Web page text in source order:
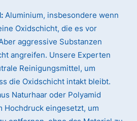
Aluminium, insbesondere wenn
Oxidschicht, die es vor
aggressive Substanzen
angreifen. Unsere Experten
Reinigungsmittel, um
die Oxidschicht intakt bleibt.
Naturhaar oder Polyamid
Hochdruck eingesetzt, um